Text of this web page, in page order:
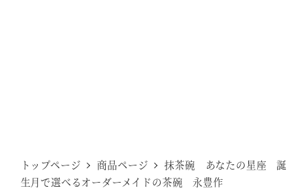
トップページ 商品ページ
抹茶碗 あなたの星座 誕
生月で選べるオーダーメイドの茶碗 永豊作